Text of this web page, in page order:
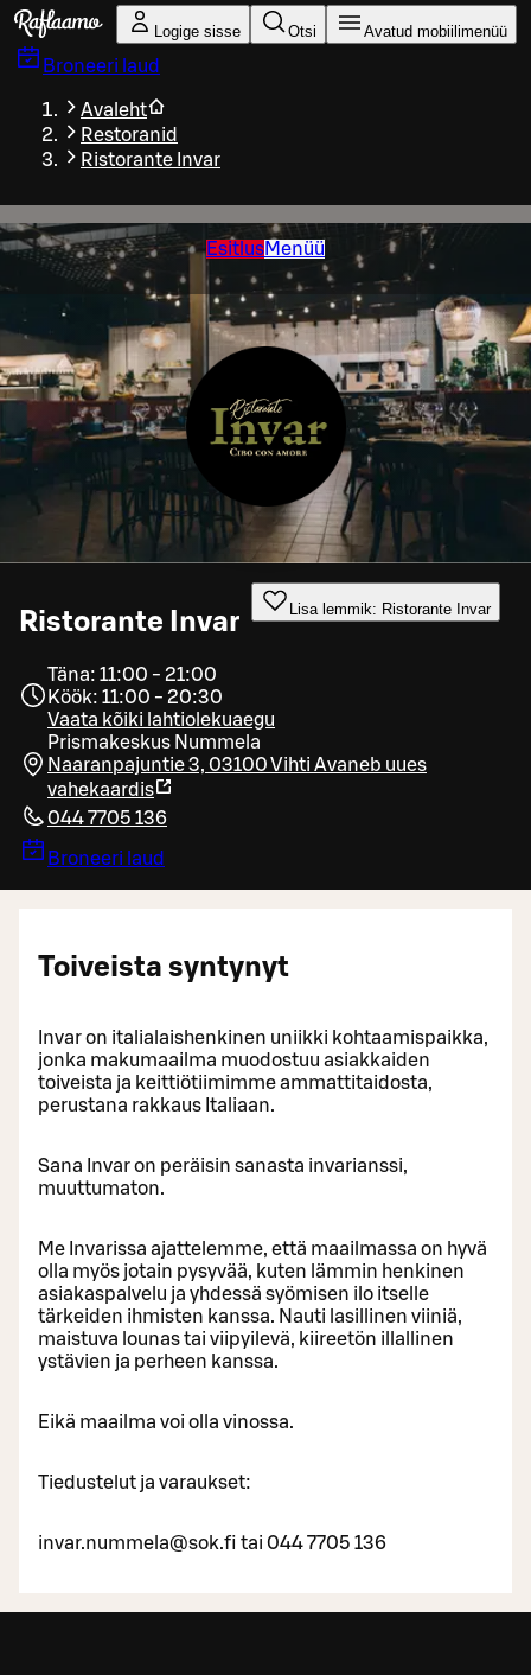
Liigu peamise sisu juurde
Logige sisse Otsi Avatud mobiilimenüü
Broneeri laud
Avaleht
Restoranid
Ristorante Invar
EsitlusMenüü
Ristorante Invar Lisa lemmik: Ristorante Invar
Täna: 11:00 - 21:00
Köök: 11:00 - 20:30
Vaata kõiki lahtiolekuaegu
Prismakeskus Nummela
Naaranpajuntie 3, 03100 Vihti Avaneb uues
vahekaardis
044 7705 136
Broneeri laud
Toiveista syntynyt
Invar on italialaishenkinen uniikki kohtaamispaikka,
jonka makumaailma muodostuu asiakkaiden
toiveista ja keittiötiimimme ammattitaidosta,
perustana rakkaus Italiaan.
Sana Invar on peräisin sanasta invarianssi,
muuttumaton.
Me Invarissa ajattelemme, että maailmassa on hyvä
olla myös jotain pysyvää, kuten lämmin henkinen
asiakaspalvelu ja yhdessä syömisen ilo itselle
tärkeiden ihmisten kanssa. Nauti lasillinen viiniä,
maistuva lounas tai viipyilevä, kiireetön illallinen
ystävien ja perheen kanssa.
Eikä maailma voi olla vinossa.
Tiedustelut ja varaukset:
invar.nummela@sok.fi tai 044 7705 136